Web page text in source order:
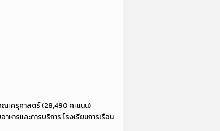
ณะครุศาสตร์ (28,490 คะแนน)
หารและการบริการ โรงเรียนการเรือน